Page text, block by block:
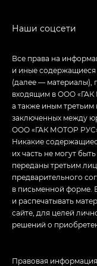
Джи Эс — GS,
Все права на
и иные содержащиеся
(далее — материалы),
входящим в ООО «ГАК
а также иным третьим
заключенных между
ООО «ГАК МОТОР РУС»
Никакие
их часть не могут
переданы третьим
предварительного
в письменной форме.
и распечатывать
сайте, для целей
решений о
Правовая информация